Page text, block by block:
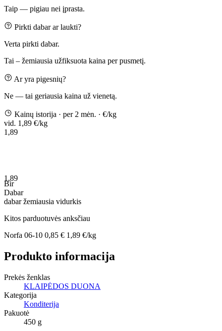
Taip — pigiau nei įprasta.
Pirkti dabar ar laukti?
Verta pirkti dabar.
Tai – žemiausia užfiksuota kaina per pusmetį.
Ar yra pigesnių?
Ne — tai geriausia kaina už vienetą.
Kainų istorija · per 2 mėn. · €/kg
vid. 1,89 €/kg
1,89
1,89
Bir
Dabar
dabaržemiausia vidurkis
Kitos parduotuvės anksčiau
Norfa 06-10 0,85 € 1,89 €/kg
Produkto informacija
Prekės ženklas
KLAIPĖDOS DUONA
Kategorija
Konditerija
Pakuotė
450 g